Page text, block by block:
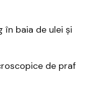
în baia de ulei și
de praf